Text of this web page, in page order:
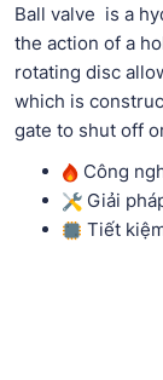
Ball valve is a
the action of a
rotating disc
which is
gate to shut off
Công
Giải
Tiết